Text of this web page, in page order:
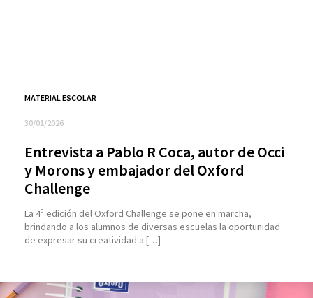
MATERIAL ESCOLAR
30/01/2026
Entrevista a Pablo R Coca, autor de Occi
y Morons y embajador del Oxford
Challenge
La 4ª edición del Oxford Challenge se pone en marcha,
brindando a los alumnos de diversas escuelas la oportunidad
de expresar su creatividad a […]